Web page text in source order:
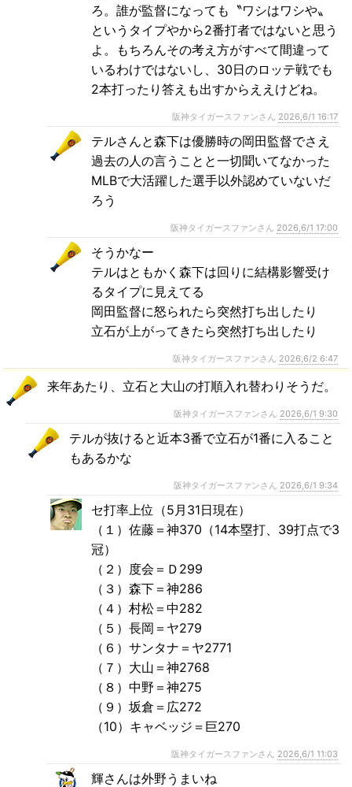
ろ。誰が監督になっても〝ワシはワシや〟
というタイプやから2番打者ではないと思う
よ。もちろんその考え方がすべて間違って
いるわけではないし、30日のロッテ戦でも
2本打ったり答えも出すからええけどね。
阪神タイガースファンさん 2026,6/1 16:17
テルさんと森下は優勝時の岡田監督でさえ
過去の人の言うことと一切聞いてなかった
MLBで大活躍した選手以外認めていないだ
ろう
阪神タイガースファンさん 2026,6/1 17:00
そうかなー
テルはともかく森下は回りに結構影響受け
るタイプに見えてる
岡田監督に怒られたら突然打ち出したり
立石が上がってきたら突然打ち出したり
阪神タイガースファンさん 2026,6/2 6:47
来年あたり、立石と大山の打順入れ替わりそうだ。
阪神タイガースファンさん 2026,6/1 9:30
テルが抜けると近本3番で立石が1番に入ること
もあるかな
阪神タイガースファンさん 2026,6/1 9:34
セ打率上位（5月31日現在）
（１）佐藤＝神370（14本塁打、39打点で3
冠）
（２）度会＝Ｄ299
（３）森下＝神286
（４）村松＝中282
（５）長岡＝ヤ279
（６）サンタナ＝ヤ2771
（７）大山＝神2768
（８）中野＝神275
（９）坂倉＝広272
（10）キャベッジ＝巨270
阪神タイガースファンさん 2026,6/1 11:03
輝さんは外野うまいね